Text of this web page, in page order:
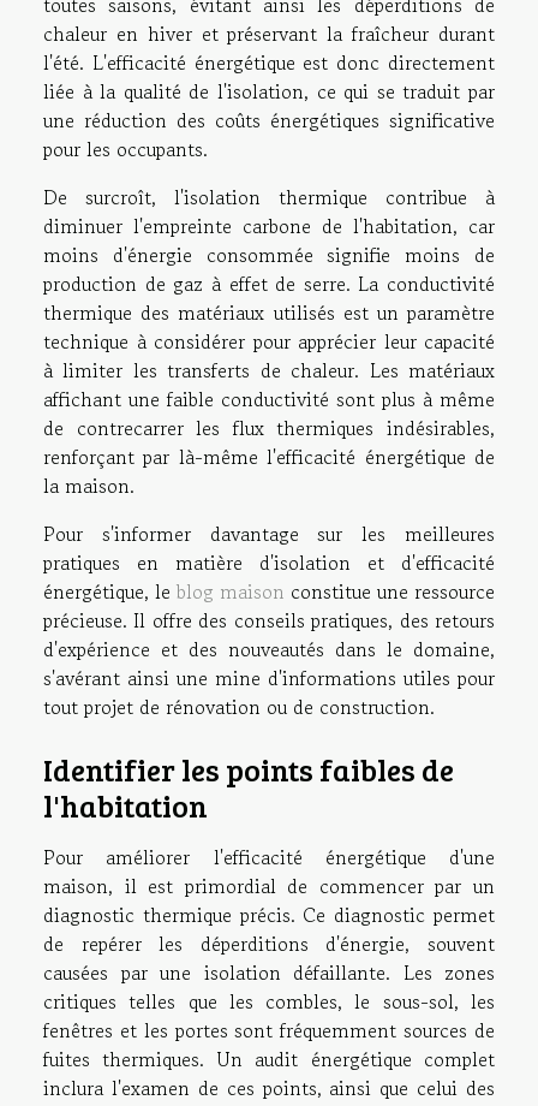
chaleur en hiver et préservant la fraîcheur durant
l'été. L'efficacité énergétique est donc directement
liée à la qualité de l'isolation, ce qui se traduit par
une réduction des coûts énergétiques significative
pour les occupants.
De surcroît, l'isolation thermique contribue à
diminuer l'empreinte carbone de l'habitation, car
moins d'énergie consommée signifie moins de
production de gaz à effet de serre. La conductivité
thermique des matériaux utilisés est un paramètre
technique à considérer pour apprécier leur capacité
à limiter les transferts de chaleur. Les matériaux
affichant une faible conductivité sont plus à même
de contrecarrer les flux thermiques indésirables,
renforçant par là-même l'efficacité énergétique de
la maison.
Pour s'informer davantage sur les meilleures
pratiques en matière d'isolation et d'efficacité
énergétique, le blog maison constitue une ressource
précieuse. Il offre des conseils pratiques, des retours
d'expérience et des nouveautés dans le domaine,
s'avérant ainsi une mine d'informations utiles pour
tout projet de rénovation ou de construction.
Identifier les points faibles de
l'habitation
Pour améliorer l'efficacité énergétique d'une
maison, il est primordial de commencer par un
diagnostic thermique précis. Ce diagnostic permet
de repérer les déperditions d'énergie, souvent
causées par une isolation défaillante. Les zones
critiques telles que les combles, le sous-sol, les
fenêtres et les portes sont fréquemment sources de
fuites thermiques. Un audit énergétique complet
inclura l'examen de ces points, ainsi que celui des